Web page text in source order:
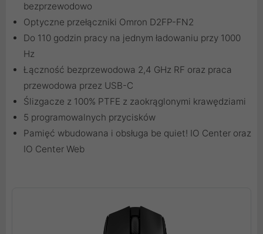
bezprzewodowo
Optyczne przełączniki Omron D2FP-FN2
Do 110 godzin pracy na jednym ładowaniu przy 1000
Hz
Łączność bezprzewodowa 2,4 GHz RF oraz praca
przewodowa przez USB-C
Ślizgacze z 100% PTFE z zaokrąglonymi krawędziami
5 programowalnych przycisków
Pamięć wbudowana i obsługa be quiet! IO Center oraz
IO Center Web